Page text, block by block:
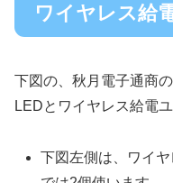
ワイヤレス給
下図の、秋月電子通商
LEDとワイヤレス給電
下図左側は、ワイ